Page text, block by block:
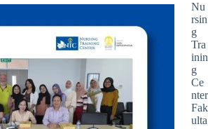
Nu
rsin
g
Tra
inin
g
Ce
nter
Fak
ulta